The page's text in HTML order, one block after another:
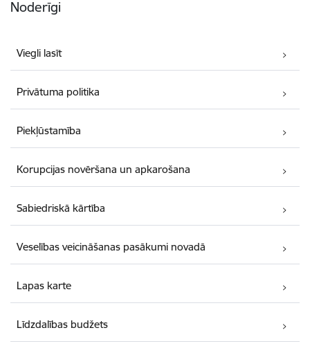
Noderīgi
Viegli lasīt
Privātuma politika
Piekļūstamība
Korupcijas novēršana un apkarošana
Sabiedriskā kārtība
Veselības veicināšanas pasākumi novadā
Lapas karte
Līdzdalības budžets